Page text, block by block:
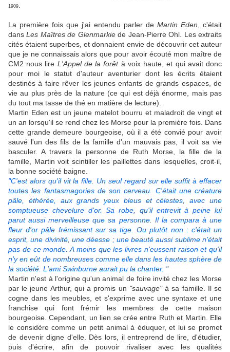
1909
La première fois que j'ai entendu parler de Martin Eden , c'était
dansLes Maîtres de Glenmarkiede Jean-Pierre Ohl. Les extraits
cités étaient superbes, et donnaient envie de découvrir cet auteur
que je ne connaissais alors que pour avoir écouté mon maître de
CM2 nous lire L'Appel de la forêt à voix haute, et qui avait donc
pour moi le statut d'auteur aventurier dont les écrits étaient
destinés à faire rêver les jeunes enfants de grands espaces, de
vie au plus près de la nature (ce qui est déjà énorme, mais pas
du tout ma tasse de thé en matière de lecture).
Martin Eden est un jeune matelot bourru et maladroit de vingt et
un an lorsqu'il se rend chez les Morse pour la première fois. Dans
cette grande demeure bourgeoise, où il a été convié pour avoir
sauvé l'un des fils de la famille d'un mauvais pas, il voit sa vie
basculer. A travers la personne de Ruth Morse, la fille de la
famille, Martin voit scintiller les paillettes dans lesquelles, croit-il,
la bonne société baigne.
"C'est alors qu'il vit la fille. Un seul regard sur elle suffit à effacer
toutes les fantasmagories de son cerveau. C'était une créature
pâle, éthérée, aux grands yeux bleus et célestes, avec une
somptueuse chevelure d'or. Sa robe, qu'il entrevit à peine lui
parut aussi merveilleuse que sa personne. Il la compara à une
fleur d'or pâle frémissant sur sa tige. Ou plutôt non : c'était un
esprit, une divinité, une déesse ; une beauté aussi sublime n'était
pas de ce monde. A moins que les livres n'eussent raison et qu'il
n'y en eût de nombreuses comme elle dans les hautes sphère de
la société. L'ami Swinburne aurait pu la chanter. "
Martin n'est à l'origine qu'un animal de foire invité chez les Morse
par le jeune Arthur, qui a promis un "sauvage"à sa famille. Il se
cogne dans les meubles, et s'exprime avec une syntaxe et une
franchise qui font frémir les membres de cette maison
bourgeoise. Cependant, un lien se crée entre Ruth et Martin. Elle
le considère comme un petit animal à éduquer, et lui se promet
de devenir digne d'elle. Dès lors, il entreprend de lire, d'étudier,
puis d'écrire, afin de pouvoir rivaliser avec les qualités